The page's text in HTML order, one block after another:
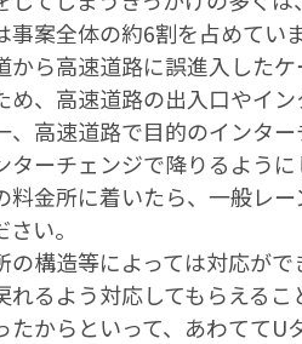
事案全体の約6割を占めていま
から高速道路に誤進入した
め、高速道路の出入口やイ
、高速道路で目的のインタ
ターチェンジで降りるように
料金所に着いたら、一般レ
い。
の構造等によっては対応が
れるよう対応してもらえるこ
たからといって、あわててU